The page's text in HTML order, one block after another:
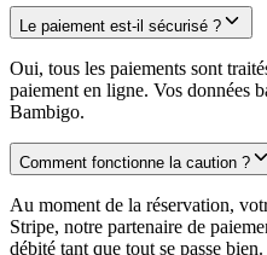
Le paiement est-il sécurisé ?
Oui, tous les paiements sont
paiement en ligne. Vos données
Bambigo.
Comment fonctionne la caution ?
Au moment de la réservation,
Stripe, notre partenaire de
débité tant que tout se passe